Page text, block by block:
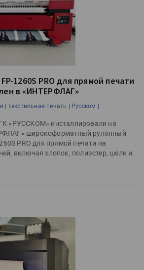
1260S PRO для прямой печати
в «ИНТЕРФЛАГ»
| текстильная печать | Русском |
«РУССКОМ» инсталлировали на
широкоформатный рулонный
PRO для прямой печати на
включая хлопок, полиэстер, шелк и